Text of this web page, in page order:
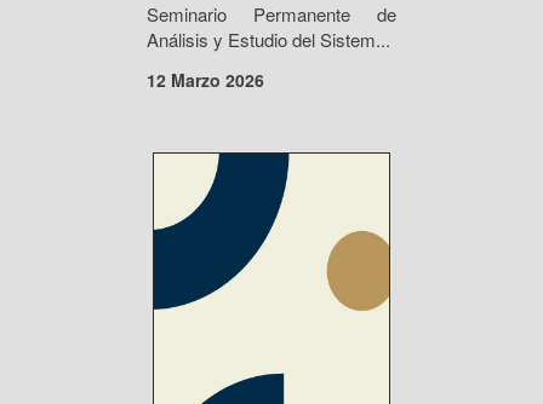
Seminario Permanente de
Análisis y Estudio del Sistem...
12 Marzo 2026